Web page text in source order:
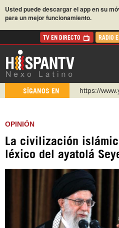
Usted puede descargar el app en su
para un mejor funcionamiento.
TV EN DIRECTO RADIO
SÍGANOS EN
https://
https://
WhatsApp
https://
OPINIÓN
La civilización
léxico del ayatolá